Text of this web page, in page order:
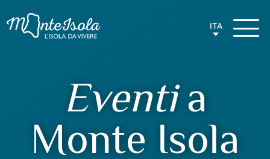
ITA
Eventia
Monte Isola